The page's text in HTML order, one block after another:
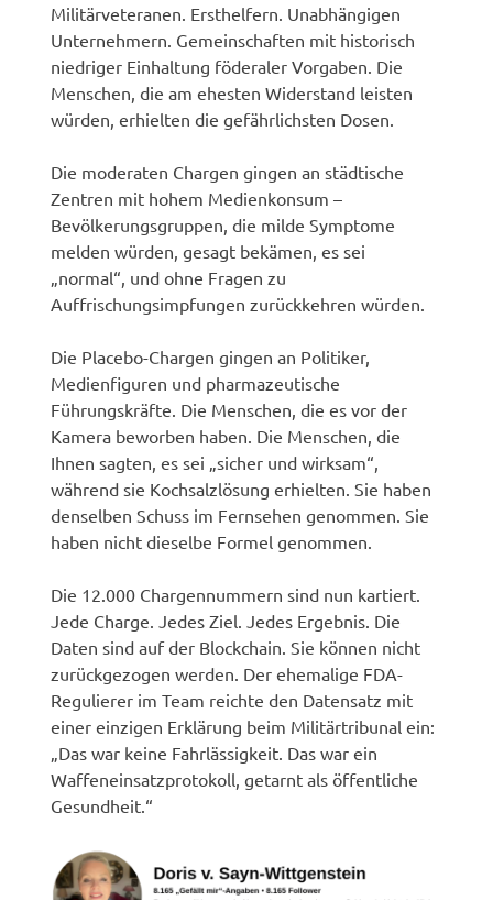
Militärveteranen. Ersthelfern. Unabhängigen
Unternehmern. Gemeinschaften mit historisch
niedriger Einhaltung föderaler Vorgaben. Die
Menschen, die am ehesten Widerstand leisten
würden, erhielten die gefährlichsten Dosen.
Die moderaten Chargen gingen an städtische
Zentren mit hohem Medienkonsum –
Bevölkerungsgruppen, die milde Symptome
melden würden, gesagt bekämen, es sei
„normal“, und ohne Fragen zu
Auffrischungsimpfungen zurückkehren würden.
Die Placebo-Chargen gingen an Politiker,
Medienfiguren und pharmazeutische
Führungskräfte. Die Menschen, die es vor der
Kamera beworben haben. Die Menschen, die
Ihnen sagten, es sei „sicher und wirksam“,
während sie Kochsalzlösung erhielten. Sie haben
denselben Schuss im Fernsehen genommen. Sie
haben nicht dieselbe Formel genommen.
Die 12.000 Chargennummern sind nun kartiert.
Jede Charge. Jedes Ziel. Jedes Ergebnis. Die
Daten sind auf der Blockchain. Sie können nicht
zurückgezogen werden. Der ehemalige FDA-
Regulierer im Team reichte den Datensatz mit
einer einzigen Erklärung beim Militärtribunal ein:
„Das war keine Fahrlässigkeit. Das war ein
Waffeneinsatzprotokoll, getarnt als öffentliche
Gesundheit.“